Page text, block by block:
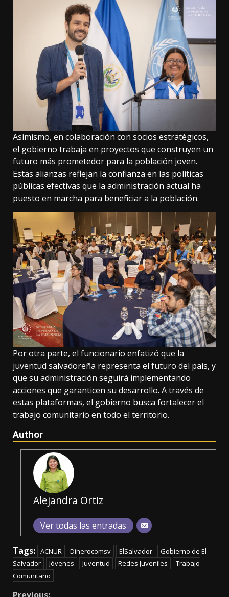
Asímismo, en colaboración con socios estratégicos,
el gobierno trabaja en proyectos que construyen un
futuro más prometedor para la población joven.
Estas alianzas reflejan la confianza en las políticas
públicas efectivas que la administración actual ha
puesto en marcha para beneficiar a la población.
Por otra parte, el funcionario enfatizó que la
juventud salvadoreña representa el futuro del país, y
que su administración seguirá implementando
acciones que garanticen su desarrollo. A través de
estas plataformas, el gobierno busca fortalecer el
trabajo comunitario en todo el territorio.
Author
Alejandra Ortiz
Ver todas las entradas
Tags: ACNUR Dinerocomsv ElSalvador
Gobierno de El
Salvador
Jóvenes Juventud Redes Juveniles
Trabajo
Comunitario